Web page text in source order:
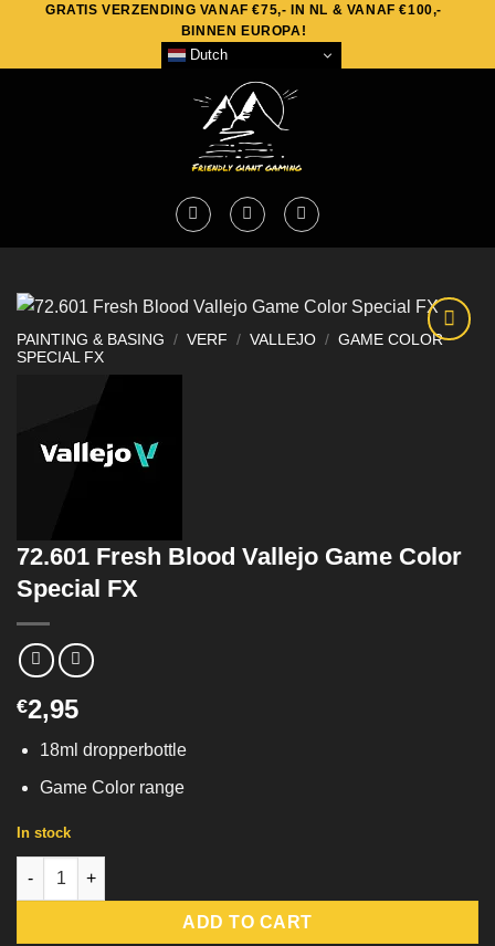
content
GRATIS VERZENDING VANAF €75,- IN NL & VANAF €100,-
BINNEN EUROPA!
Dutch
PAINTING & BASING / VERF / VALLEJO / GAME COLOR
SPECIAL FX
72.601 Fresh Blood Vallejo Game Color
Special FX
€2,95
18ml dropperbottle
Game Color range
In stock
72.601 Fresh Blood Vallejo Game Color Special FX quantity
ADD TO CART